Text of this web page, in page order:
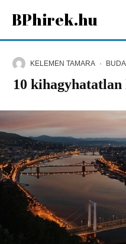
BPhirek.hu
KELEMEN TAMARA ·
10